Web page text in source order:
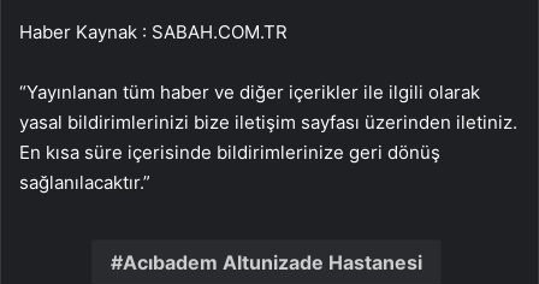
Haber Kaynak : SABAH.COM.TR
“Yayınlanan tüm haber ve diğer içerikler ile ilgili olarak
yasal bildirimlerinizi bize iletişim sayfası üzerinden iletiniz.
En kısa süre içerisinde bildirimlerinize geri dönüş
sağlanılacaktır.”
Acıbadem Altunizade Hastanesi